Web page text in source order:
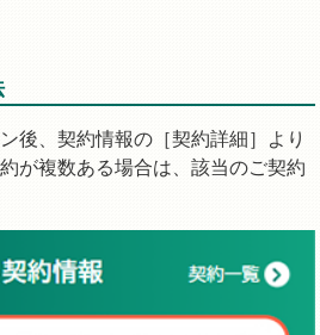
後、契約情報の［契約詳細］より
が複数ある場合は、該当のご契約